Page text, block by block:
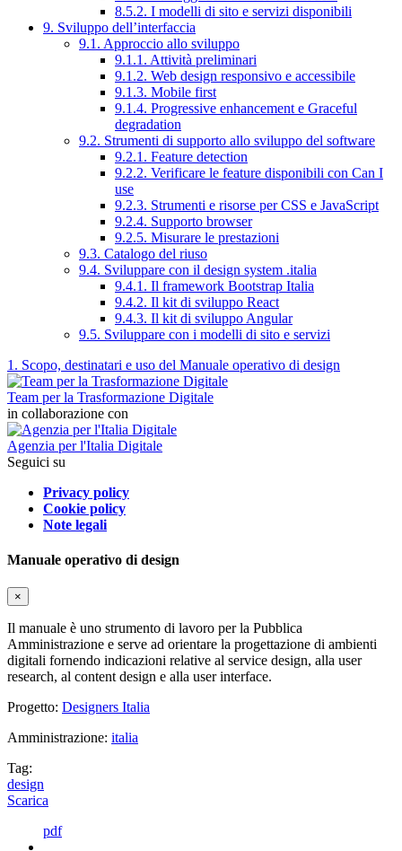
8.5.2. I modelli di sito e servizi disponibili
9. Sviluppo dell’interfaccia
9.1. Approccio allo sviluppo
9.1.1. Attività preliminari
9.1.2. Web design responsivo e accessibile
9.1.3. Mobile first
9.1.4. Progressive enhancement e Graceful
degradation
9.2. Strumenti di supporto allo sviluppo del software
9.2.1. Feature detection
9.2.2. Verificare le feature disponibili con Can I
use
9.2.3. Strumenti e risorse per CSS e JavaScript
9.2.4. Supporto browser
9.2.5. Misurare le prestazioni
9.3. Catalogo del riuso
9.4. Sviluppare con il design system .italia
9.4.1. Il framework Bootstrap Italia
9.4.2. Il kit di sviluppo React
9.4.3. Il kit di sviluppo Angular
9.5. Sviluppare con i modelli di sito e servizi
1. Scopo, destinatari e uso del Manuale operativo di design
Team per la Trasformazione Digitale
in collaborazione con
Agenzia per l'Italia Digitale
Seguici su
Privacy policy
Cookie policy
Note legali
Manuale operativo di design
×
Il manuale è uno strumento di lavoro per la Pubblica
Amministrazione e serve ad orientare la progettazione di ambienti
digitali fornendo indicazioni relative al service design, alla user
research, al content design e alla user interface.
Progetto: Designers Italia
Amministrazione: italia
Tag:
design
Scarica
pdf